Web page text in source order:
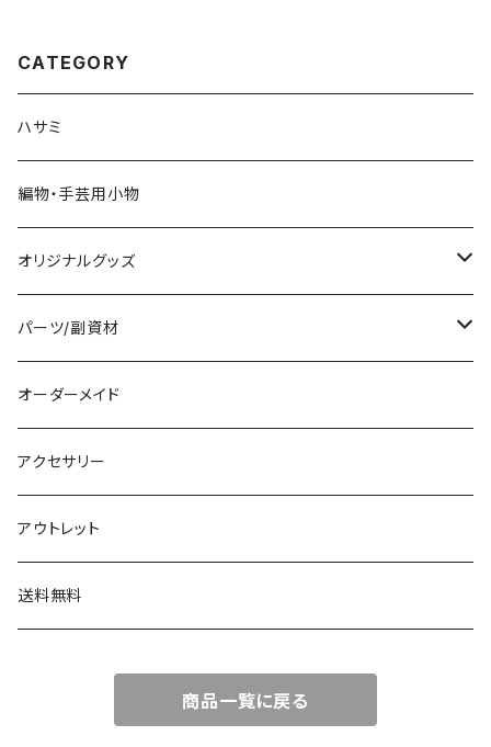
CATEGORY
ハサミ
編物・手芸用小物
オリジナルグッズ
編み物パターン
パーツ/副資材
タグ
顔パーツ
ボタン
チャーム
オーダーメイド
アクセサリー
アウトレット
送料無料
商品一覧に戻る